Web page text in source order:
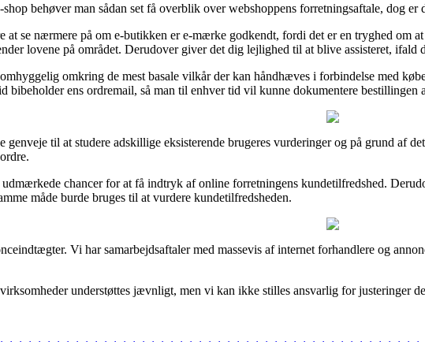
behøver man sådan set få overblik over webshoppens forretningsaftale, dog
se nærmere på om e-butikken er e-mærke godkendt, fordi det er en tryghed om
lovene på området. Derudover giver det dig lejlighed til at blive assisteret, ifald
omkring de mest basale vilkår der kan håndhæves i forbindelse med
bibeholder ens ordremail, så man til enhver tid vil kunne dokumentere
til at studere adskillige eksisterende brugeres vurderinger og på grund af
chancer for at få indtryk af online forretningens kundetilfredshed.
måde burde bruges til at vurdere kundetilfredsheden.
Vi har samarbejdsaftaler med massevis af internet forhandlere og
understøttes jævnligt, men vi kan ikke stilles ansvarlig for justeringer